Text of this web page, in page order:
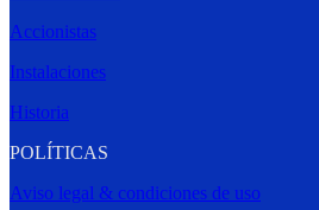
Accionistas
Instalaciones
Historia
POLÍTICAS
Aviso legal & condiciones de uso